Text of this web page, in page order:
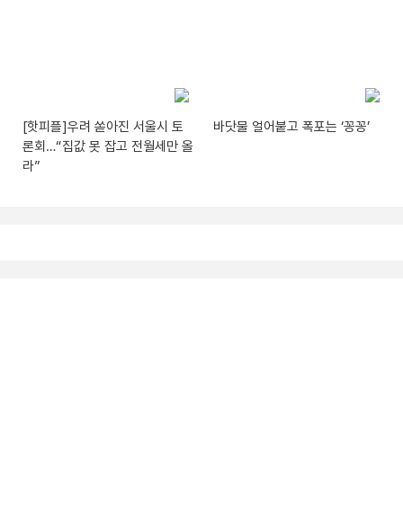
[핫피플]우려 쏟아진 서울시 토
론회…“집값 못 잡고 전월세만 올
라”
바닷물 얼어붙고 폭포는 ‘꽁꽁’